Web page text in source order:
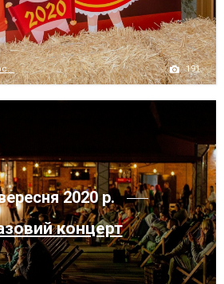
191
2020 р.
концерт